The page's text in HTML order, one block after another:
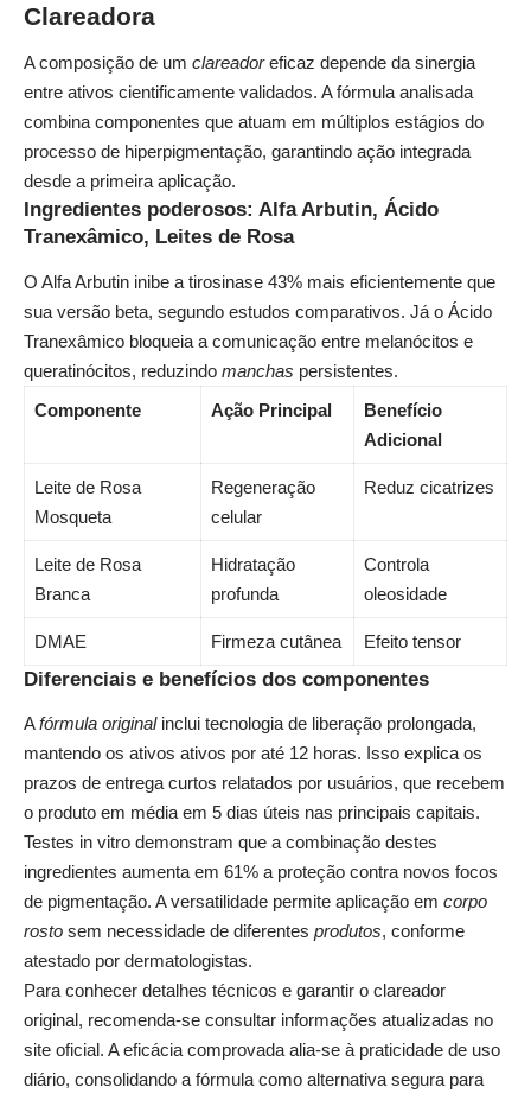
Clareadora
A composição de um clareadoreficaz depende da sinergia
entre ativos cientificamente validados. A fórmula analisada
combina componentes que atuam em múltiplos estágios do
processo de hiperpigmentação, garantindo ação integrada
desde a primeira aplicação.
Ingredientes poderosos: Alfa Arbutin, Ácido
Tranexâmico, Leites de Rosa
O Alfa Arbutin inibe a tirosinase 43% mais eficientemente que
sua versão beta, segundo estudos comparativos. Já o Ácido
Tranexâmico bloqueia a comunicação entre melanócitos e
queratinócitos, reduzindo manchas persistentes.
Componente
Ação Principal
Benefício
Adicional
Leite de Rosa
Mosqueta
Regeneração
celular
Reduz cicatrizes
Leite de Rosa
Branca
Hidratação
profunda
Controla
oleosidade
DMAE Firmeza cutânea Efeito tensor
Diferenciais e benefícios dos componentes
Afórmula originalinclui tecnologia de liberação prolongada,
mantendo os ativos ativos por até 12 horas. Isso explica os
prazos de entrega curtos relatados por usuários, que recebem
o produto em média em 5 dias úteis nas principais capitais.
Testes in vitro demonstram que a combinação destes
ingredientes aumenta em 61% a proteção contra novos focos
de pigmentação. A versatilidade permite aplicação em corpo
rosto sem necessidade de diferentes produtos, conforme
atestado por dermatologistas.
Para conhecer detalhes técnicos e garantir o clareador
original, recomenda-se consultar informações atualizadas no
site oficial. A eficácia comprovada alia-se à praticidade de uso
diário, consolidando a fórmula como alternativa segura para